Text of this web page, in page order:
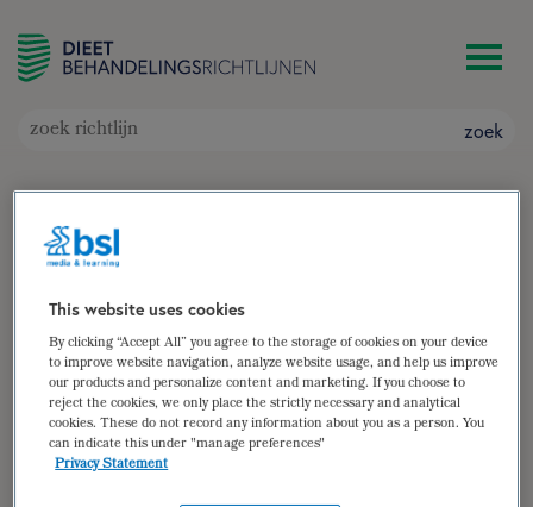
zoek
Sondevoeding
Doelgroep: Patiënten die volledig of gedeeltelijk
afhankelijk zijn van sondevoeding
Auteur(s):Michelle van Rede
zoek
samenvatting
(para)medische gegevens
This website uses cookies
By clicking “Accept All” you agree to the storage of cookies on your device
to improve website navigation, analyze website usage, and help us improve
our products and personalize content and marketing. If you choose to
reject the cookies, we only place the strictly necessary and analytical
cookies. These do not record any information about you as a person. You
can indicate this under "manage preferences"
Privacy Statement